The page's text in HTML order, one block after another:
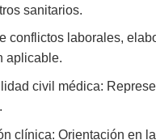
sanitarios.
conflictos laborales,
aplicable.
civil médica:
clínica: Orientación en